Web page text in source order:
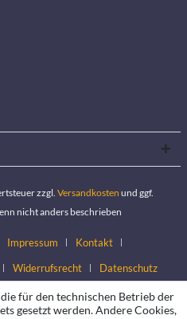
zzgl. Versandkosten und ggf.
nicht anders beschrieben
Impressum
Kontakt
Widerrufsrecht Datenschutz
für den technischen Betrieb der
gesetzt werden. Andere Cookies,